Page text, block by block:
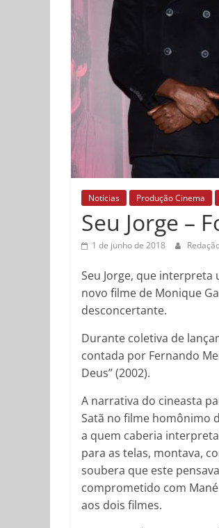
Notícias Produção Cinema
Seu Jorge –
1 de junho de 2018
Seu Jorge, que interpreta
novo filme de Monique
desconcertante.
Durante coletiva de
contada por Fernando
Deus” (2002).
A narrativa do cineasta
Satã no filme homônimo
a quem caberia
para as telas, montava,
soubera que este
comprometido com
aos dois filmes.